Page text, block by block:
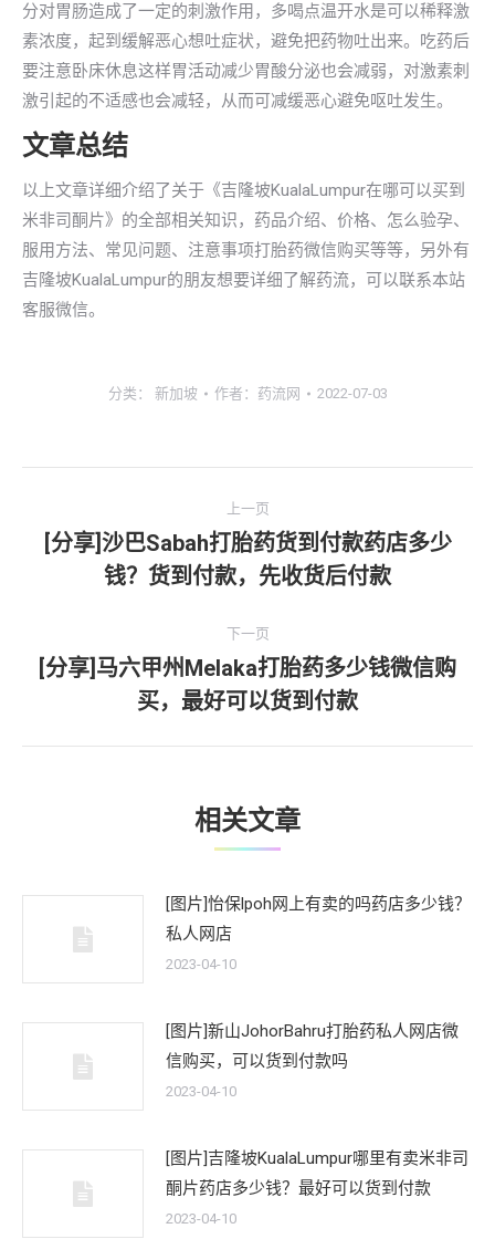
分对胃肠造成了一定的刺激作用，多喝点温开水是可以稀释激
素浓度，起到缓解恶心想吐症状，避免把药物吐出来。吃药后
要注意卧床休息这样胃活动减少胃酸分泌也会减弱，对激素刺
激引起的不适感也会减轻，从而可减缓恶心避免呕吐发生。
文章总结
以上文章详细介绍了关于《吉隆坡KualaLumpur在哪可以买到
米非司酮片》的全部相关知识，药品介绍、价格、怎么验孕、
服用方法、常见问题、注意事项打胎药微信购买等等，另外有
吉隆坡KualaLumpur的朋友想要详细了解药流，可以联系本站
客服微信。
分类： 新加坡 作者： 药流网 2022-07-03
章
上一页
上
一
[分享]沙巴Sabah打胎药货到付款药店多少
钱？货到付款，先收货后付款
下一页
下
一
文
[分享]马六甲州Melaka打胎药多少钱微信购
买，最好可以货到付款
相关文章
[图片]怡保lpoh网上有卖的吗药店多少钱？
私人网店
2023-04-10
[图片]新山JohorBahru打胎药私人网店微
信购买，可以货到付款吗
2023-04-10
[图片]吉隆坡KualaLumpur哪里有卖米非司
酮片药店多少钱？最好可以货到付款
2023-04-10